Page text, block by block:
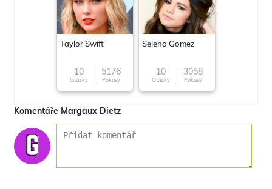
Taylor Swift
10
Otázky
5176
Pokusy
Selena Gomez
10
Otázky
3058
Pokusy
Komentáře Margaux Dietz